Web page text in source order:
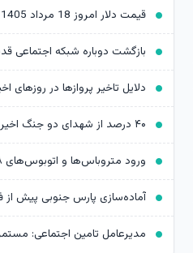
بازگشت دوباره شبکه اجتماعی